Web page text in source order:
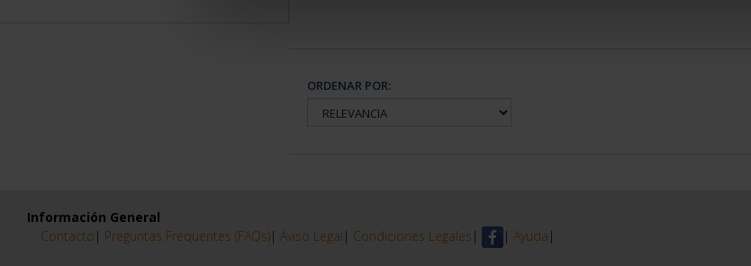
ORDENAR POR:
Información General
Contacto | Preguntas Frequentes (FAQs)| Aviso Legal | Condiciones Legales | | Ayuda |